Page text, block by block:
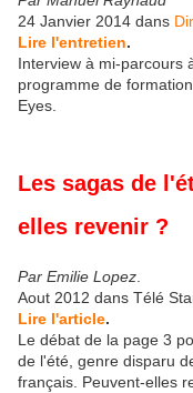
24 Janvier 2014 dans
Lire l'entretien.
Interview à mi-parcours
programme de
Eyes.
Les sagas de
elles revenir ?
Par Emilie Lopez
Aout 2012 dans Télé
Lire l'article.
Le débat de la page 3
de l'été, genre disparu
français. Peuvent-elles